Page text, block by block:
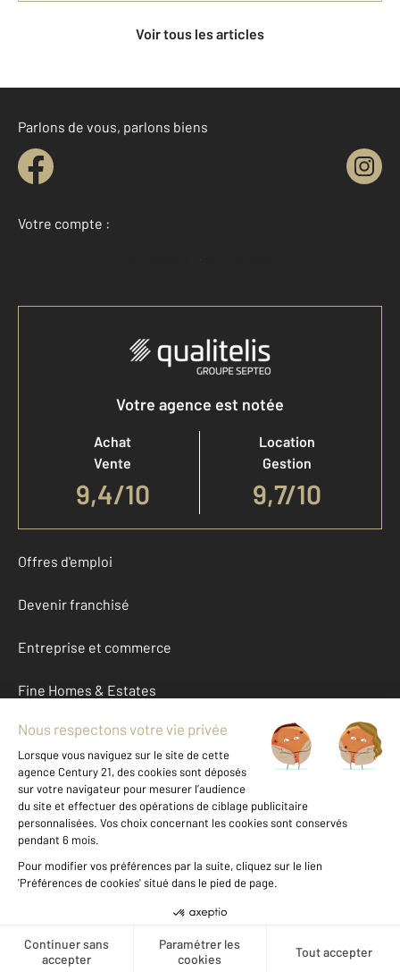
Voir tous les articles
Parlons de vous, parlons biens
Votre compte :
Accéder à mon compte
Votre agence est notée
Achat
Vente
9,4/10
Location
Gestion
9,7/10
Offres d'emploi
Devenir franchisé
Entreprise et commerce
Fine Homes & Estates
À propos
International
Nous contacter
Données personnelles
Gestionnaire des cookies